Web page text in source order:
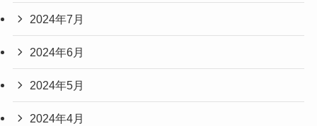
2024年7月
2024年6月
2024年5月
2024年4月